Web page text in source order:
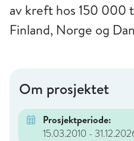
av kreft hos 150 000
Finland, Norge og
Om prosjektet
Prosjektperiode:
15.03.2010 -